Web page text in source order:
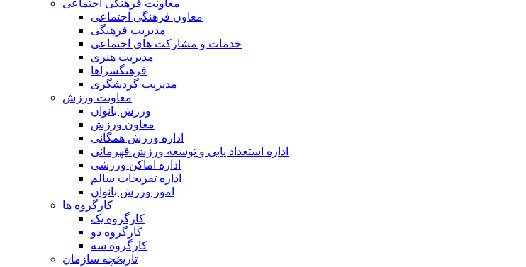
معاونت فرهنگی اجتماعی
معاون فرهنگی اجتماعی
مدیریت فرهنگی
خدمات و مشارکت های اجتماعی
مدیریت هنری
فرهنگسراها
مدیریت گردشگری
معاونت ورزش
ورزش بانوان
معاون ورزش
اداره ورزش همگانی
اداره استعداد یابی و توسعه ورزش قهرمانی
اداره اماکن ورزشی
اداره تفریحات سالم
امور ورزش بانوان
کارگروه ها
کارگروه یک
کارگروه دو
کارگروه سه
تاریخچه سازمان